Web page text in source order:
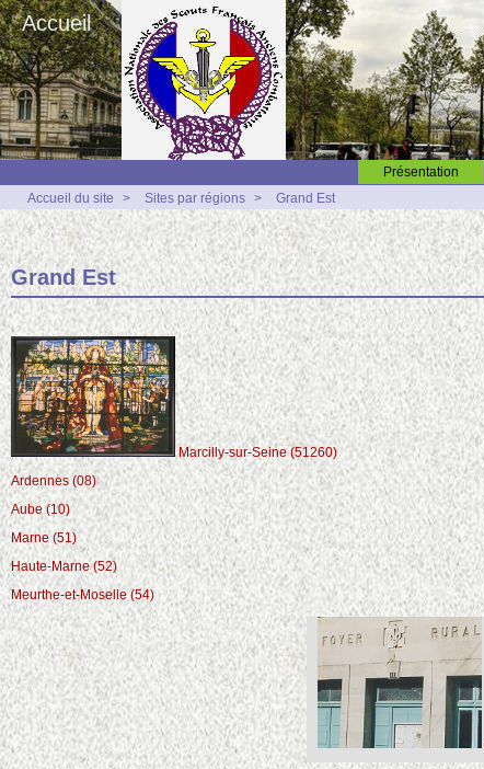
Accueil
Présentation
Accueil du site > Sites par régions > Grand Est
Grand Est
Marcilly-sur-Seine (51260)
Ardennes (08)
Aube (10)
Marne (51)
Haute-Marne (52)
Meurthe-et-Moselle (54)